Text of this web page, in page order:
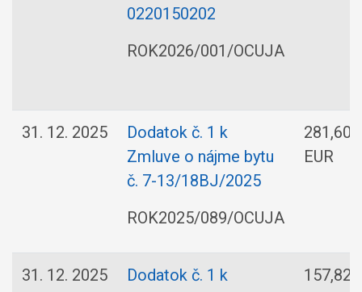
0220150202
ROK2026/001/OCUJA
31. 12. 2025
Dodatok č. 1 k
Zmluve o nájme bytu
č. 7-13/18BJ/2025
ROK2025/089/OCUJA
281,60
EUR
31. 12. 2025
Dodatok č. 1 k
157,82